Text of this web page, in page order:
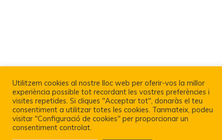
Política De Privacitat I Avís Legal
Utilitzem cookies al nostre lloc web per oferir-vos la millor
experiència possible tot recordant les vostres preferències i
visites repetides. Si cliques "Acceptar tot", donaràs el teu
consentiment a utilitzar totes les cookies. Tanmateix, podeu
visitar "Configuració de cookies" per proporcionar un
consentiment controlat.